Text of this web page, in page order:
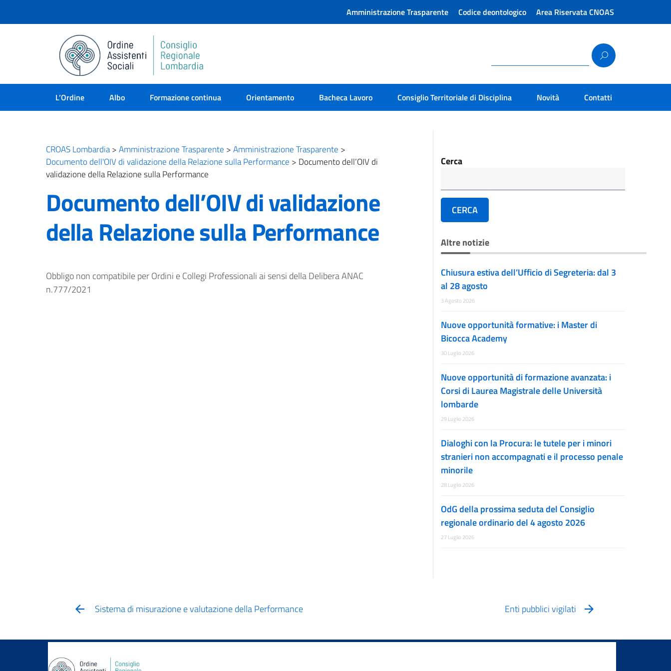
Amministrazione Trasparente Codice deontologico Area Riservata CNOAS
L’Ordine Albo Formazione continua Orientamento Bacheca Lavoro Consiglio Territoriale di Disciplina Novità Contatti
CROAS Lombardia> Amministrazione Trasparente > Amministrazione Trasparente >
Documento dell'OIV di validazione della Relazione sulla Performance > Documento dell’OIV di
validazione della Relazione sulla Performance
Documento dell’OIV di validazione
della Relazione sulla Performance
Obbligo non compatibile per Ordini e Collegi Professionali ai sensi della Delibera ANAC
n.777/2021
Cerca
CERCA
Altre notizie
Chiusura estiva dell’Ufficio di Segreteria: dal 3
al 28 agosto
3 Agosto 2026
Nuove opportunità formative: i Master di
Bicocca Academy
30 Luglio 2026
Nuove opportunità di formazione avanzata: i
Corsi di Laurea Magistrale delle Università
lombarde
29 Luglio 2026
Dialoghi con la Procura: le tutele per i minori
stranieri non accompagnati e il processo penale
minorile
28 Luglio 2026
OdG della prossima seduta del Consiglio
regionale ordinario del 4 agosto 2026
27 Luglio 2026
Sistema di misurazione e valutazione della Performance Enti pubblici vigilati